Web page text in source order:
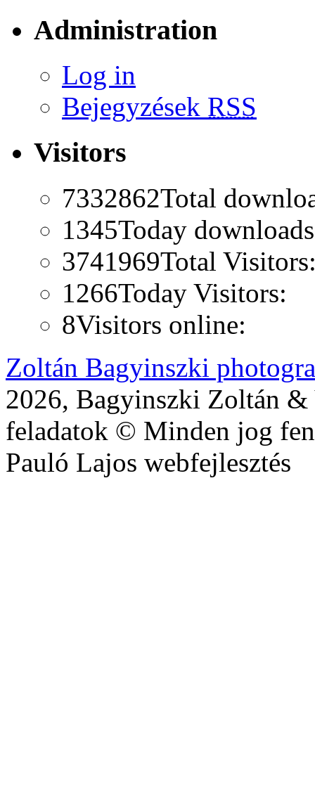
Administration
Log in
Bejegyzések RSS
Visitors
7332862Total
1345Today
3741969Total
1266Today Visitors:
8Visitors online:
Zoltán Bagyinszki
2026, Bagyinszki Zoltán
feladatok © Minden jog
Pauló Lajos webfejlesztés